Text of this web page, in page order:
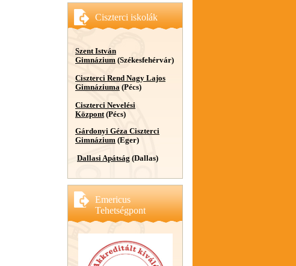
Ciszterci iskolák
Szent István
Gimnázium (Székesfehérvár)
Ciszterci Rend Nagy Lajos
Gimnáziuma (Pécs)
Ciszterci Nevelési
Központ(Pécs)
Gárdonyi Géza Ciszterci
Gimnázium (Eger)
Dallasi Apátság (Dallas)
Emericus
Tehetségpont